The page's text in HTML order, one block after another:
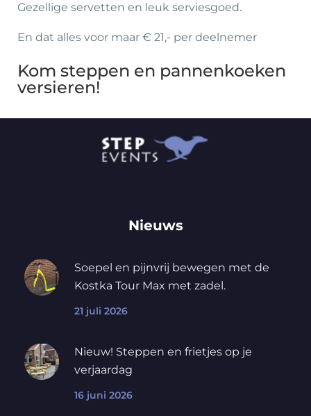
Gezellige servetten en leuk serviesgoed.
En dat alles voor maar € 21,- per deelnemer
Kom steppen en pannenkoeken
versieren!
Nieuws
Soepel en pijnvrij bewegen met de
Kostka Tour Max met zadel.
21 juli 2026
Nieuw! Steppen en frietjes op je
verjaardag
16 juni 2026